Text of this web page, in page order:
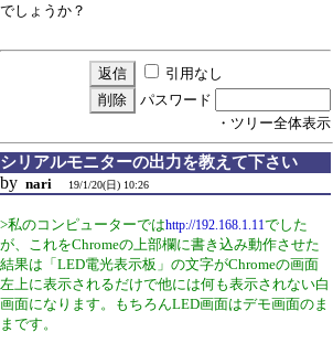
でしょうか？
引用なし
パスワード
・ツリー全体表示
シリアルモニターの出力を教えて下さい
by nari 19/1/20(日) 10:26
>私のコンピューターではhttp://192.168.1.11でした
が、これをChromeの上部欄に書き込み動作させた
結果は「LED電光表示板」の文字がChromeの画面
左上に表示されるだけで他には何も表示されない白
画面になります。もちろんLED画面はデモ画面のま
まです。